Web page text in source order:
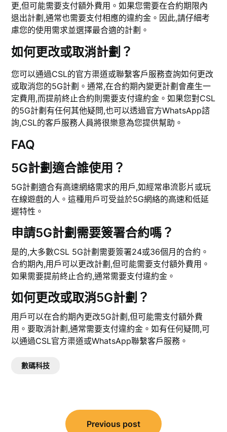
更,但可能需要支付額外費用。如果您需要在合約期限內
退出計劃,通常也需要支付相應的違約金。因此,請仔細考
慮您的使用需求並選擇最合適的計劃。
如何更改或取消計劃？
您可以通過CSL的官方渠道或聯繫客戶服務查詢如何更改
或取消您的5G計劃。通常,在合約期內變更計劃會產生一
定費用,而提前終止合約則需要支付違約金。如果您對CSL
的5G計劃有任何其他疑問,也可以透過官方WhatsApp諮
詢,CSL的客戶服務人員將很樂意為您提供幫助。
FAQ
5G計劃適合誰使用？
5G計劃適合有高速網絡需求的用戶,如經常串流影片或玩
在線遊戲的人。這種用戶可受益於5G網絡的高速和低延
遲特性。
申請5G計劃需要簽署合約嗎？
是的,大多數CSL 5G計劃需要簽署24或36個月的合約。
合約期內,用戶可以更改計劃,但可能需要支付額外費用。
如果需要提前終止合約,通常需要支付違約金。
如何更改或取消5G計劃？
用戶可以在合約期內更改5G計劃,但可能需支付額外費
用。要取消計劃,通常需要支付違約金。如有任何疑問,可
以通過CSL官方渠道或WhatsApp聯繫客戶服務。
數碼科技
Previous post